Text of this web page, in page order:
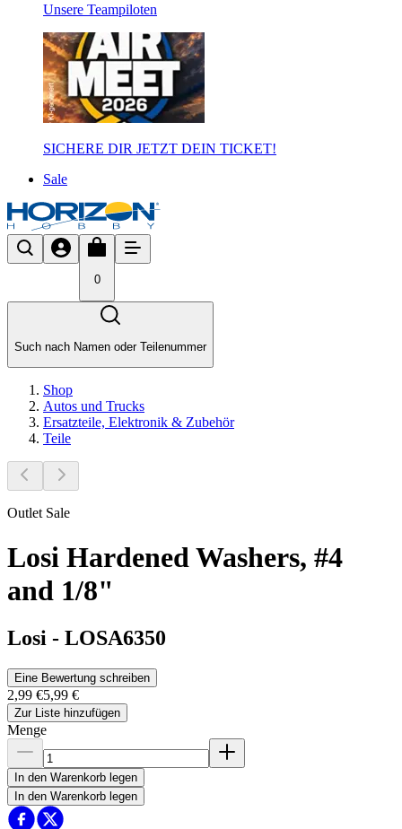
Unsere Teampiloten
SICHERE DIR JETZT DEIN TICKET!
Sale
0
Such nach Namen oder Teilenummer
Shop
Autos und Trucks
Ersatzteile, Elektronik & Zubehör
Teile
Outlet Sale
Losi Hardened Washers, #4
and 1/8"
Losi - LOSA6350
Eine Bewertung schreiben
2,99 €5,99 €
Zur Liste hinzufügen
Menge
In den Warenkorb legen
In den Warenkorb legen